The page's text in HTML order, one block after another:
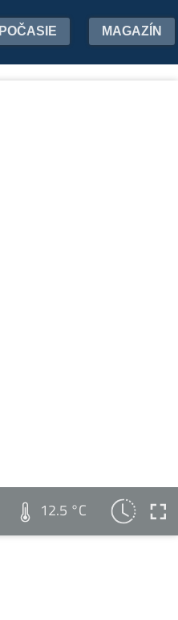
POČASIE MAGAZÍN
12.5 °C